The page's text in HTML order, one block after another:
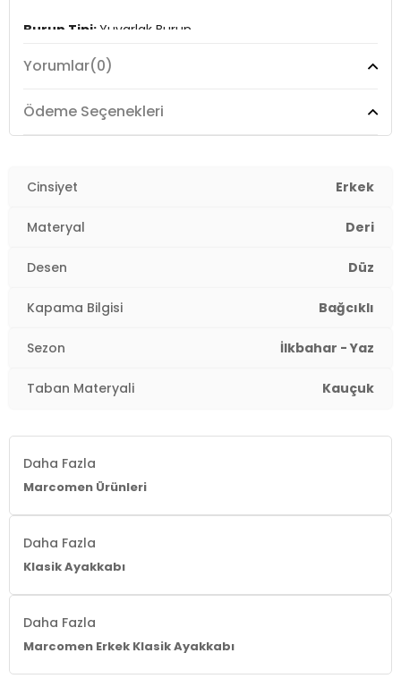
Burun Tipi:Yuvarlak Burun
Topuk Boyu:
Topuk Tipi:Düz
Menşei:
Yorumlar(0)
Ödeme Seçenekleri
Cinsiyet Erkek
Materyal Deri
Desen Düz
Kapama Bilgisi Bağcıklı
Sezon İlkbahar - Yaz
Taban Materyali Kauçuk
Daha Fazla
Marcomen Ürünleri
Daha Fazla
Klasik Ayakkabı
Daha Fazla
Marcomen Erkek Klasik Ayakkabı